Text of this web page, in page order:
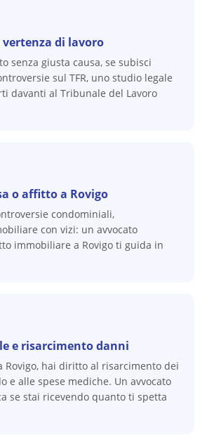
di lavoro
senza giusta causa, se subisci
sul TFR, uno studio legale
davanti al Tribunale del Lavoro
o affitto a Rovigo
condominiali,
con vizi: un avvocato
immobiliare a Rovigo ti guida in
e risarcimento danni
Rovigo, hai diritto al risarcimento dei
e alle spese mediche. Un avvocato
se stai ricevendo quanto ti spetta